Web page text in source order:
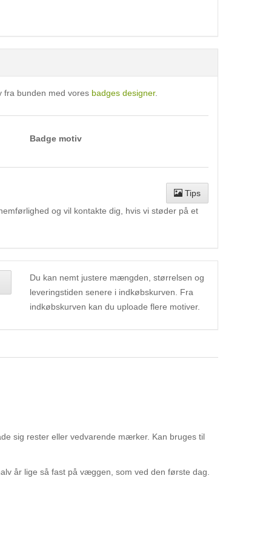
fra bunden med vores badges designer.
Badge motiv
Tips
og vil kontakte dig, hvis vi støder på et
Du kan nemt justere mængden, størrelsen og
leveringstiden senere i indkøbskurven. Fra
indkøbskurven kan du uploade flere motiver.
sig rester eller vedvarende mærker. Kan bruges til
år lige så fast på væggen, som ved den første dag.